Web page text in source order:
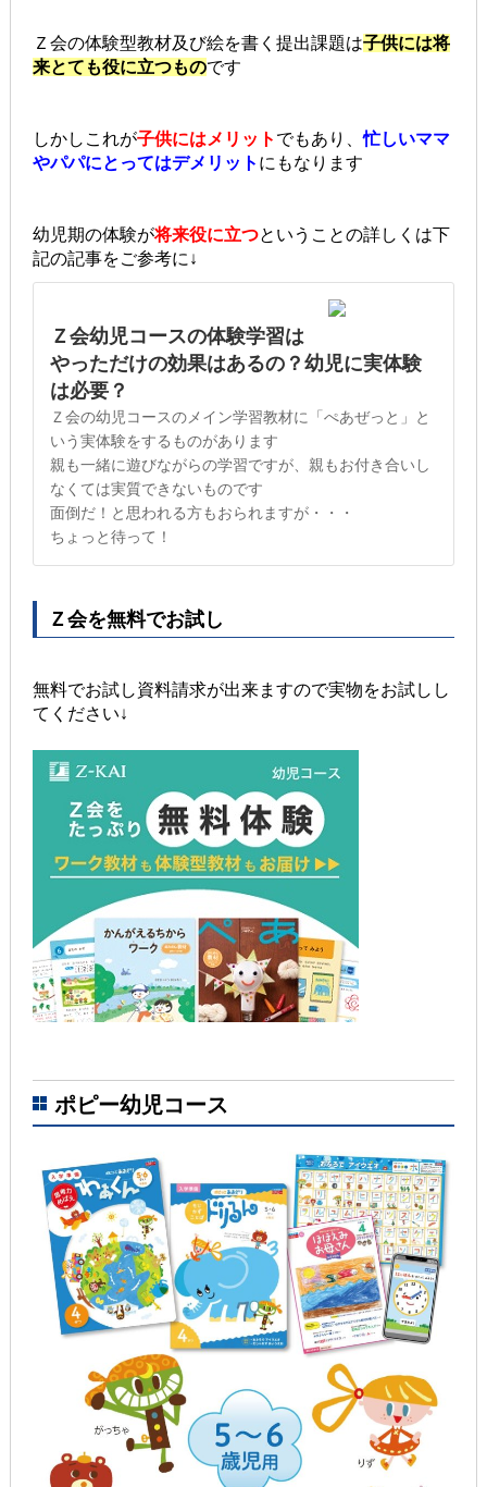
Ｚ会の体験型教材及び絵を書く提出課題は子供には将
来とても役に立つものです
しかしこれが子供にはメリット でもあり、忙しいママ
やパパにとってはデメリット にもなります
幼児期の体験が将来役に立つということの詳しくは下
記の記事をご参考に↓
Ｚ会幼児コースの体験学習は
やっただけの効果はあるの？幼児に実体験
は必要？
Ｚ会の幼児コースのメイン学習教材に「ぺあぜっと」と
いう実体験をするものがあります
親も一緒に遊びながらの学習ですが、親もお付き合いし
なくては実質できないものです
面倒だ！と思われる方もおられますが・・・
ちょっと待って！
Ｚ会を無料でお試し
無料でお試し資料請求が出来ますので実物をお試しし
てください↓
ポピー幼児コース